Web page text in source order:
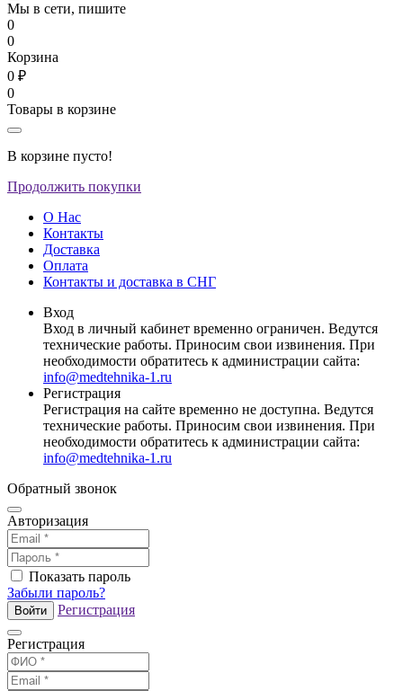
Мы в сети, пишите
0
0
Корзина
0 ₽
0
Товары в корзине
В корзине пусто!
Продолжить покупки
О Нас
Контакты
Доставка
Оплата
Контакты и доставка в СНГ
Вход
Вход в личный кабинет временно ограничен. Ведутся
технические работы. Приносим свои извинения. При
необходимости обратитесь к администрации сайта:
info@medtehnika-1.ru
Регистрация
Регистрация на сайте временно не доступна. Ведутся
технические работы. Приносим свои извинения. При
необходимости обратитесь к администрации сайта:
info@medtehnika-1.ru
Обратный звонок
Авторизация
Показать пароль
Забыли пароль?
Войти Регистрация
Регистрация